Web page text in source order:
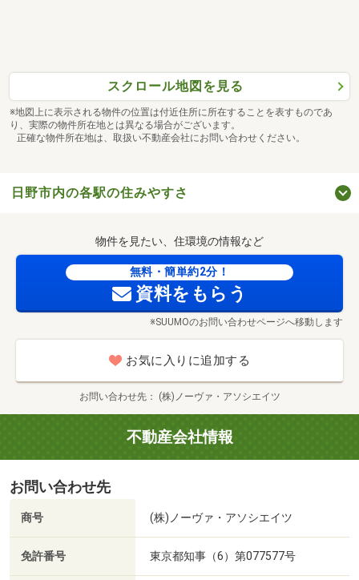
スクロール地図を見る
※地図上に表示される物件の位置は付近住所に所在することを表すものであ
り、実際の物件所在地とは異なる場合がございます。
正確な物件所在地は、取扱い不動産会社にお問い合わせください。
日野市内の各駅の住みやすさ
物件を見たい、住環境の情報など
無料・簡単約2分！
資料をもらう
※SUUMOのお問い合わせページへ移動します
お気に入りに追加する
お問い合わせ先 (株)ノーヴァ・アソシエイツ
不動産会社情報
お問い合わせ先
商号 (株)ノーヴァ・アソシエイツ
免許番号 東京都知事（6）第077577号